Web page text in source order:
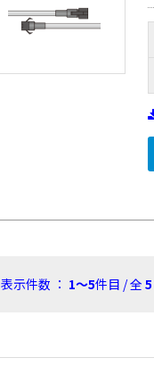
表示件数 ： 1～5件目 / 全 5